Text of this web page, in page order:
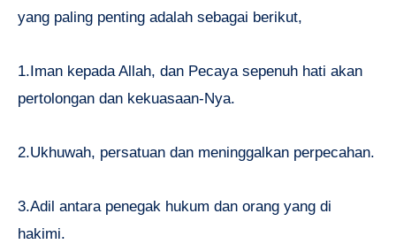
yang paling penting adalah sebagai berikut,
1.Iman kepada Allah, dan Pecaya sepenuh hati akan
pertolongan dan kekuasaan-Nya.
2.Ukhuwah, persatuan dan meninggalkan perpecahan.
3.Adil antara penegak hukum dan orang yang di
hakimi.